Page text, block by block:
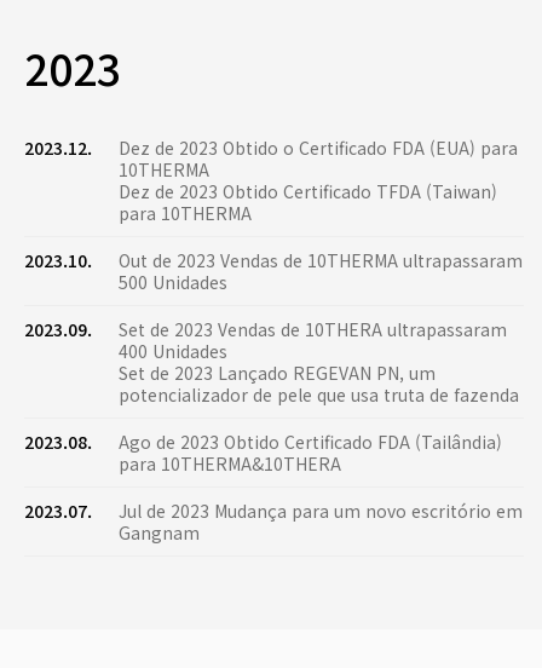
2023
2023.12.
Dez de 2023 Obtido o Certificado FDA (EUA) para
10THERMA
Dez de 2023 Obtido Certificado TFDA (Taiwan)
para 10THERMA
2023.10.
Out de 2023 Vendas de 10THERMA ultrapassaram
500 Unidades
2023.09.
Set de 2023 Vendas de 10THERA ultrapassaram
400 Unidades
Set de 2023 Lançado REGEVAN PN, um
potencializador de pele que usa truta de fazenda
2023.08.
Ago de 2023 Obtido Certificado FDA (Tailândia)
para 10THERMA&10THERA
2023.07.
Jul de 2023 Mudança para um novo escritório em
Gangnam